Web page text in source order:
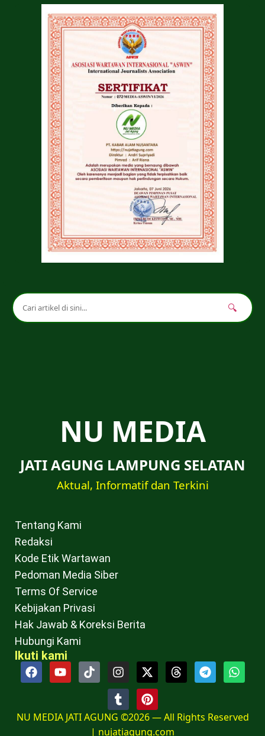
🔍
NU MEDIA
JATI AGUNG LAMPUNG SELATAN
Aktual, Informatif dan Terkini
Tentang Kami
Redaksi
Kode Etik Wartawan
Pedoman Media Siber
Terms Of Service
Kebijakan Privasi
Hak Jawab & Koreksi Berita
Hubungi Kami
Ikuti kami
NU MEDIA JATI AGUNG ©2026 — All Rights Reserved
| nujatiagung.com